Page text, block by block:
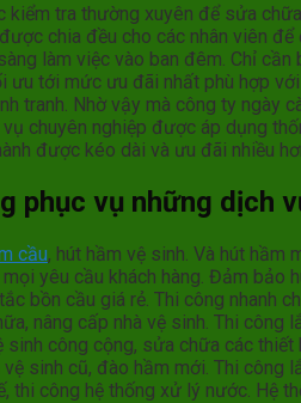
kiểm tra thường xuyên để sửa
chia đều cho các nhân viên
làm việc vào ban đêm. Chỉ
ưu tới mức ưu đãi nhất phù hợp
tranh. Nhờ vậy mà công ty ngày
vụ chuyên nghiệp được áp dụng
được kéo dài và ưu đãi nhiều
phục vụ những dịch
cầu, hút hầm vệ sinh. Và hút
yêu cầu khách hàng. Đảm bảo
bồn cầu giá rẻ. Thi công nhanh
nâng cấp nhà vệ sinh. Thi
sinh công cộng, sửa chữa các
vệ sinh cũ, đào hầm mới. Thi công
thi công hệ thống xử lý nước. Hệ